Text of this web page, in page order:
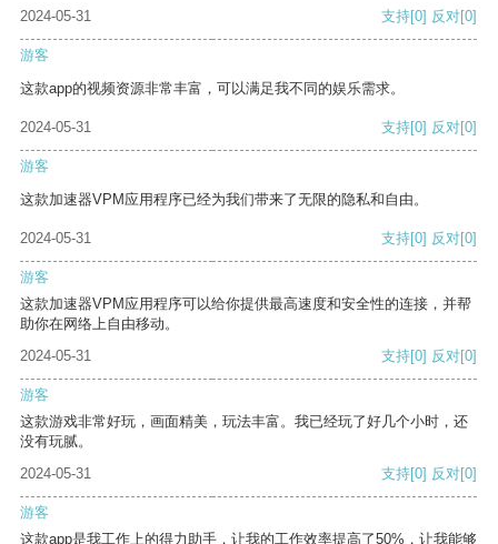
2024-05-31
支持[0] 反对[0]
游客
这款app的视频资源非常丰富，可以满足我不同的娱乐需求。
2024-05-31 支持[0] 反对[0]
游客
这款加速器VPM应用程序已经为我们带来了无限的隐私和自由。
2024-05-31 支持[0] 反对[0]
游客
这款加速器VPM应用程序可以给你提供最高速度和安全性的连接，并帮
助你在网络上自由移动。
2024-05-31
支持[0] 反对[0]
游客
这款游戏非常好玩，画面精美，玩法丰富。我已经玩了好几个小时，还
没有玩腻。
2024-05-31
支持[0] 反对[0]
游客
这款app是我工作上的得力助手，让我的工作效率提高了50%，让我能够